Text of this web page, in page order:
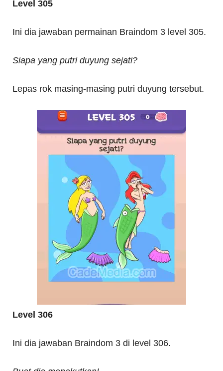
Level 305
Ini dia jawaban permainan Braindom 3 level 305.
Siapa yang putri duyung sejati?
Lepas rok masing-masing putri duyung tersebut.
Level 306
Ini dia jawaban Braindom 3 di level 306.